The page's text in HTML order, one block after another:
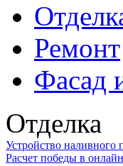
Ремонт
Фасад
Отделка
Устройство наливного
Расчет победы в